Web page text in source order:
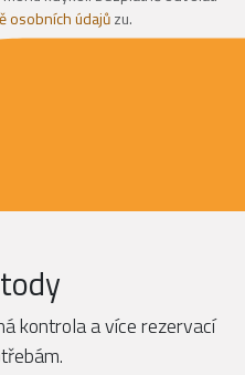
osobních údajůzu.
kontrola a více rezervací